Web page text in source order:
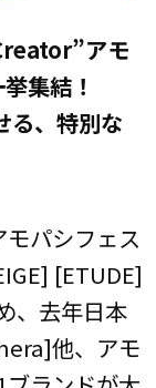
アモ
集結！
、特別な
パシフェス
[ETUDE]
、去年日本
他、アモ